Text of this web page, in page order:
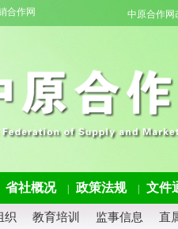
合作网 中原合作网
省社概况 政策法规 文件
织 教育培训 监事信息 直